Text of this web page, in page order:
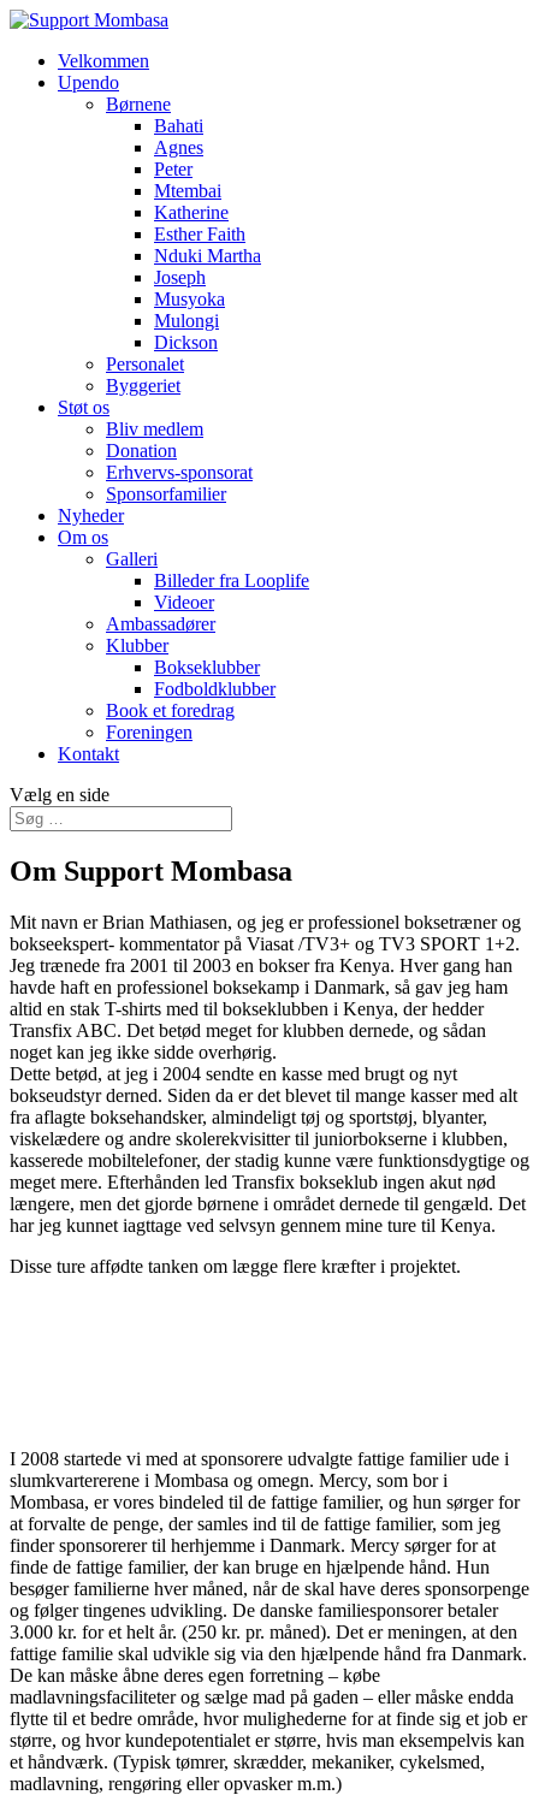
Velkommen
Upendo
Børnene
Bahati
Agnes
Peter
Mtembai
Katherine
Esther Faith
Nduki Martha
Joseph
Musyoka
Mulongi
Dickson
Personalet
Byggeriet
Støt os
Bliv medlem
Donation
Erhvervs-sponsorat
Sponsorfamilier
Nyheder
Om os
Galleri
Billeder fra Looplife
Videoer
Ambassadører
Klubber
Bokseklubber
Fodboldklubber
Book et foredrag
Foreningen
Kontakt
Vælg en side
Om Support Mombasa
Mit navn er Brian Mathiasen, og jeg er professionel boksetræner og
bokseekspert- kommentator på Viasat /TV3+ og TV3 SPORT 1+2.
Jeg trænede fra 2001 til 2003 en bokser fra Kenya. Hver gang han
havde haft en professionel boksekamp i Danmark, så gav jeg ham
altid en stak T-shirts med til bokseklubben i Kenya, der hedder
Transfix ABC. Det betød meget for klubben dernede, og sådan
noget kan jeg ikke sidde overhørig.
Dette betød, at jeg i 2004 sendte en kasse med brugt og nyt
bokseudstyr derned. Siden da er det blevet til mange kasser med alt
fra aflagte boksehandsker, almindeligt tøj og sportstøj, blyanter,
viskelædere og andre skolerekvisitter til juniorbokserne i klubben,
kasserede mobiltelefoner, der stadig kunne være funktionsdygtige og
meget mere. Efterhånden led Transfix bokseklub ingen akut nød
længere, men det gjorde børnene i området dernede til gengæld. Det
har jeg kunnet iagttage ved selvsyn gennem mine ture til Kenya.
Disse ture affødte tanken om lægge flere kræfter i projektet.
I 2008 startede vi med at sponsorere udvalgte fattige familier ude i
slumkvartererene i Mombasa og omegn. Mercy, som bor i
Mombasa, er vores bindeled til de fattige familier, og hun sørger for
at forvalte de penge, der samles ind til de fattige familier, som jeg
finder sponsorerer til herhjemme i Danmark. Mercy sørger for at
finde de fattige familier, der kan bruge en hjælpende hånd. Hun
besøger familierne hver måned, når de skal have deres sponsorpenge
og følger tingenes udvikling. De danske familiesponsorer betaler
3.000 kr. for et helt år. (250 kr. pr. måned). Det er meningen, at den
fattige familie skal udvikle sig via den hjælpende hånd fra Danmark.
De kan måske åbne deres egen forretning – købe
madlavningsfaciliteter og sælge mad på gaden – eller måske endda
flytte til et bedre område, hvor mulighederne for at finde sig et job er
større, og hvor kundepotentialet er større, hvis man eksempelvis kan
et håndværk. (Typisk tømrer, skrædder, mekaniker, cykelsmed,
madlavning, rengøring eller opvasker m.m.)